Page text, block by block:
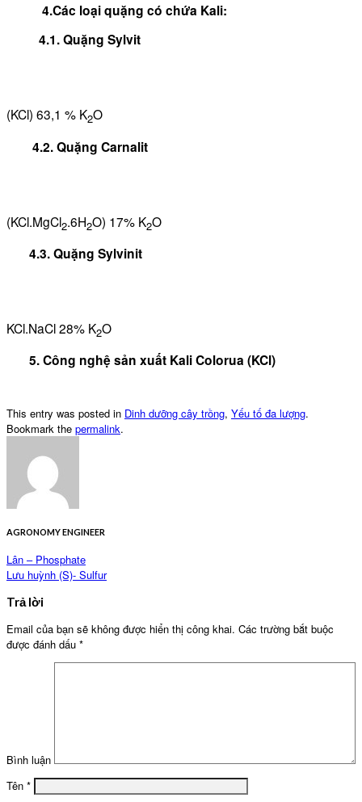
4.Các loại quặng có chứa Kali:
4.1. Quặng Sylvit
(KCl) 63,1 % K2O
4.2. Quặng Carnalit
(KCl.MgCl2.6H2O) 17% K2O
4.3. Quặng Sylvinit
KCl.NaCl28% K2O
5. Công nghệ sản xuất Kali Colorua (KCl)
This entry was posted in Dinh dưỡng cây trồng, Yếu tố đa lượng.
Bookmark the permalink.
AGRONOMY ENGINEER
Lân – Phosphate
Lưu huỳnh (S)- Sulfur
Trả lời
Email của bạn sẽ không được hiển thị công khai. Các trường bắt buộc
được đánh dấu *
Bình luận
Tên *